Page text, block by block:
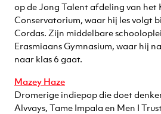
op de Jong Talent afdeling van het
Conservatorium, waar hij les volgt
Cordas. Zijn middelbare
Erasmiaans Gymnasium, waar hij
naar klas 6 gaat.
Mazey Haze
Dromerige indiepop die doet
Alvvays, Tame Impala en Men I